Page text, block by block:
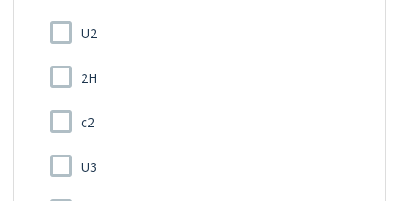
U2
2H
c2
U3